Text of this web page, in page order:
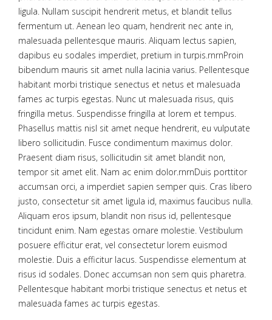
ligula. Nullam suscipit hendrerit metus, et blandit tellus
fermentum ut. Aenean leo quam, hendrerit nec ante in,
malesuada pellentesque mauris. Aliquam lectus sapien,
dapibus eu sodales imperdiet, pretium in turpis.rnrnProin
bibendum mauris sit amet nulla lacinia varius. Pellentesque
habitant morbi tristique senectus et netus et malesuada
fames ac turpis egestas. Nunc ut malesuada risus, quis
fringilla metus. Suspendisse fringilla at lorem et tempus.
Phasellus mattis nisl sit amet neque hendrerit, eu vulputate
libero sollicitudin. Fusce condimentum maximus dolor.
Praesent diam risus, sollicitudin sit amet blandit non,
tempor sit amet elit. Nam ac enim dolor.rnrnDuis porttitor
accumsan orci, a imperdiet sapien semper quis. Cras libero
justo, consectetur sit amet ligula id, maximus faucibus nulla.
Aliquam eros ipsum, blandit non risus id, pellentesque
tincidunt enim. Nam egestas ornare molestie. Vestibulum
posuere efficitur erat, vel consectetur lorem euismod
molestie. Duis a efficitur lacus. Suspendisse elementum at
risus id sodales. Donec accumsan non sem quis pharetra.
Pellentesque habitant morbi tristique senectus et netus et
malesuada fames ac turpis egestas.